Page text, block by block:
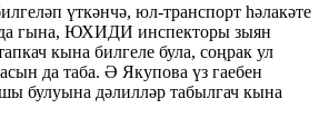
үткәнчә, юл-транспорт һәлакәте
гына, ЮХИДИ инспекторы зыян
кына билгеле була, соңрак ул
да таба. Ә Якупова үз гаебен
булуына дәлилләр табылгач кына